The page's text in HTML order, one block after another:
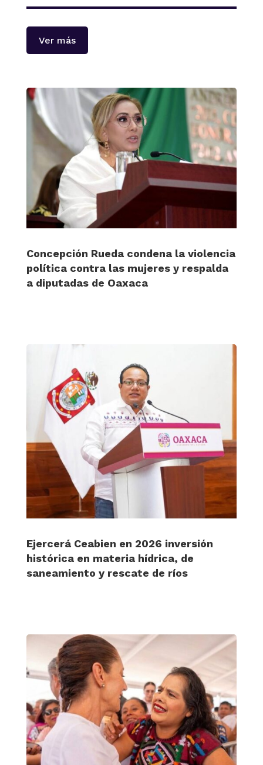
Ver más
Concepción Rueda condena la violencia
política contra las mujeres y respalda
a diputadas de Oaxaca
Ejercerá Ceabien en 2026 inversión
histórica en materia hídrica, de
saneamiento y rescate de ríos